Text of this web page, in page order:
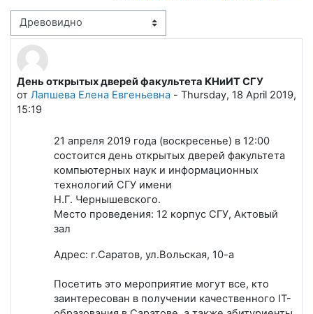
Режим отображения
День открытых дверей факультета КНиИТ СГУ
от Лапшева Елена Евгеньевна - Thursday, 18 April 2019,
15:19
Количество ответов: 0
21 апреля 2019 года (воскресенье) в 12:00
состоится день открытых дверей факультета
компьютерных наук и информационных
технологий СГУ имени
Н.Г. Чернышевского.
Место проведения: 12 корпус СГУ, Актовый
зал
Адрес: г.Саратов, ул.Вольская, 10-а
Посетить это мероприятие могут все, кто
заинтересован в получении качественного IT-